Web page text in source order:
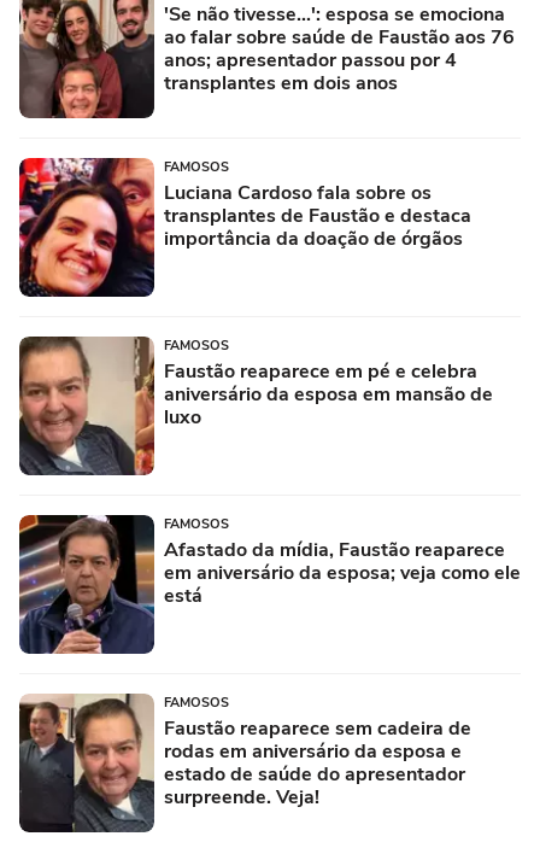
'Se não tivesse...': esposa se emociona
ao falar sobre saúde de Faustão aos 76
anos; apresentador passou por 4
transplantes em dois anos
FAMOSOS
Luciana Cardoso fala sobre os
transplantes de Faustão e destaca
importância da doação de órgãos
FAMOSOS
Faustão reaparece em pé e celebra
aniversário da esposa em mansão de
luxo
FAMOSOS
Afastado da mídia, Faustão reaparece
em aniversário da esposa; veja como ele
está
FAMOSOS
Faustão reaparece sem cadeira de
rodas em aniversário da esposa e
estado de saúde do apresentador
surpreende. Veja!